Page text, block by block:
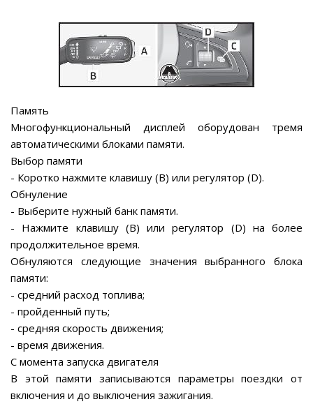
Память
Многофункциональный дисплей оборудован тремя
автоматическими блоками памяти.
Выбор памяти
- Коротко нажмите клавишу (В) или регулятор (D).
Обнуление
- Выберите нужный банк памяти.
- Нажмите клавишу (В) или регулятор (D) на более
продолжительное время.
Обнуляются следующие значения выбранного блока
памяти:
- средний расход топлива;
- пройденный путь;
- средняя скорость движения;
- время движения.
С момента запуска двигателя
В этой памяти записываются параметры поездки от
включения и до выключения зажигания.